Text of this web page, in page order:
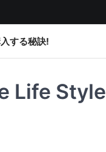
する秘訣!
Life Style